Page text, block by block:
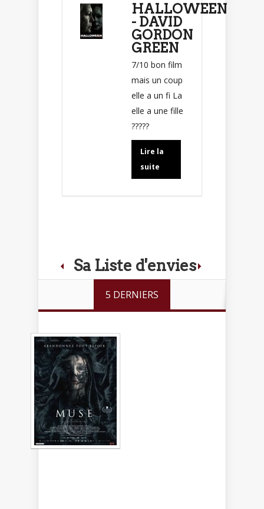
HALLOWEEN
- DAVID
GORDON
GREEN
7/10 bon film
mais un coup
elle a un fi La
elle a une fille
?????
Lire la
suite
Sa Liste d'envies
5 DERNIERS